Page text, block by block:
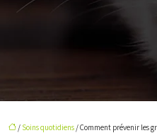
/ Soins quotidiens / Comment prévenir les